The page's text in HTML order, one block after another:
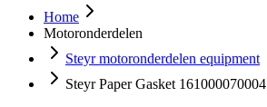
Home
Motoronderdelen
Steyr motoronderdelen equipment
Steyr Paper Gasket